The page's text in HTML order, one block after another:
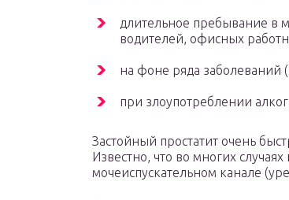
длительное пребывание в
водителей, офисных
на фоне ряда заболеваний
при злоупотреблении
Застойный простатит очень
Известно, что во многих
мочеиспускательном канале